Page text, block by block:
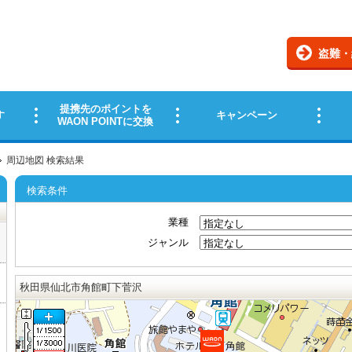
周辺地図 検索結果
検索条件
業種
ジャンル
秋田県仙北市角館町下菅沢